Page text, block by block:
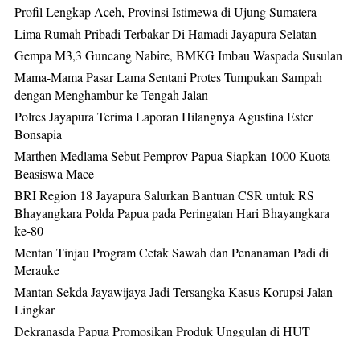
Profil Lengkap Aceh, Provinsi Istimewa di Ujung Sumatera
Lima Rumah Pribadi Terbakar Di Hamadi Jayapura Selatan
Gempa M3,3 Guncang Nabire, BMKG Imbau Waspada Susulan
Mama-Mama Pasar Lama Sentani Protes Tumpukan Sampah
dengan Menghambur ke Tengah Jalan
Polres Jayapura Terima Laporan Hilangnya Agustina Ester
Bonsapia
Marthen Medlama Sebut Pemprov Papua Siapkan 1000 Kuota
Beasiswa Mace
BRI Region 18 Jayapura Salurkan Bantuan CSR untuk RS
Bhayangkara Polda Papua pada Peringatan Hari Bhayangkara
ke-80
Mentan Tinjau Program Cetak Sawah dan Penanaman Padi di
Merauke
Mantan Sekda Jayawijaya Jadi Tersangka Kasus Korupsi Jalan
Lingkar
Dekranasda Papua Promosikan Produk Unggulan di HUT